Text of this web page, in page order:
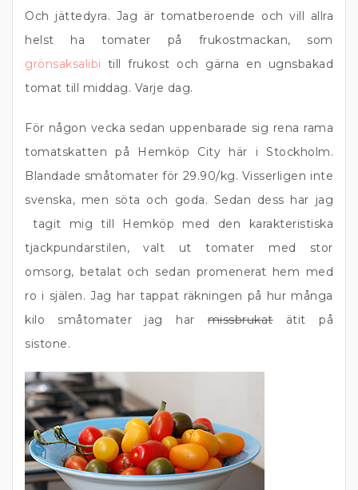
Och jättedyra. Jag är tomatberoende och vill allra
helst ha tomater på frukostmackan, som
grönsaksalibi till frukost och gärna en ugnsbakad
tomat till middag. Varje dag.
För någon vecka sedan uppenbarade sig rena rama
tomatskatten på Hemköp City här i Stockholm.
Blandade småtomater för 29.90/kg. Visserligen inte
svenska, men söta och goda. Sedan dess har jag
tagit mig till Hemköp med den karakteristiska
tjackpundarstilen, valt ut tomater med stor
omsorg, betalat och sedan promenerat hem med
ro i själen. Jag har tappat räkningen på hur många
kilo småtomater jag harmissbrukatätit på
sistone.